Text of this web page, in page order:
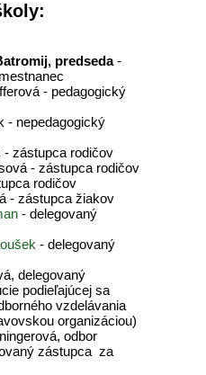
predseda-
- pedagogický
- nepedagogický
- zástupca rodičov
- zástupca rodičov
rodičov
- zástupca žiakov
- delegovaný
- delegovaný
delegovaný
podieľajúcej sa
vzdelávania
organizáciou)
odbor
zástupca za